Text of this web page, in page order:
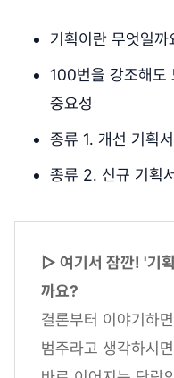
기획이란 무엇일까
100번을 강조해도
중요성
종류 1. 개선 기획
종류 2. 신규 기획
▷ 여기서 잠깐! '기
까요?
결론부터 이야기하
범주라고 생각하시